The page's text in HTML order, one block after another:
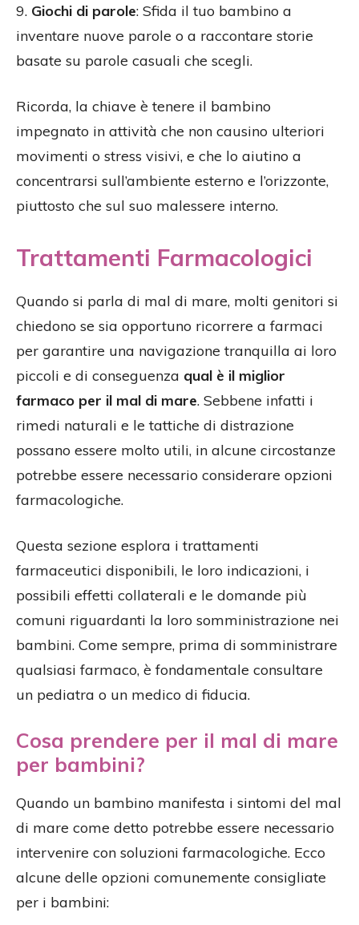
9. Giochi di parole: Sfida il tuo bambino a
inventare nuove parole o a raccontare storie
basate su parole casuali che scegli.
Ricorda, la chiave è tenere il bambino
impegnato in attività che non causino ulteriori
movimenti o stress visivi, e che lo aiutino a
concentrarsi sull’ambiente esterno e l’orizzonte,
piuttosto che sul suo malessere interno.
Trattamenti Farmacologici
Quando si parla di mal di mare, molti genitori si
chiedono se sia opportuno ricorrere a farmaci
per garantire una navigazione tranquilla ai loro
piccoli e di conseguenza qual è il miglior
farmaco per il mal di mare. Sebbene infatti i
rimedi naturali e le tattiche di distrazione
possano essere molto utili, in alcune circostanze
potrebbe essere necessario considerare opzioni
farmacologiche.
Questa sezione esplora i trattamenti
farmaceutici disponibili, le loro indicazioni, i
possibili effetti collaterali e le domande più
comuni riguardanti la loro somministrazione nei
bambini. Come sempre, prima di somministrare
qualsiasi farmaco, è fondamentale consultare
un pediatra o un medico di fiducia.
Cosa prendere per il mal di mare
per bambini?
Quando un bambino manifesta i sintomi del mal
di mare come detto potrebbe essere necessario
intervenire con soluzioni farmacologiche. Ecco
alcune delle opzioni comunemente consigliate
per i bambini: